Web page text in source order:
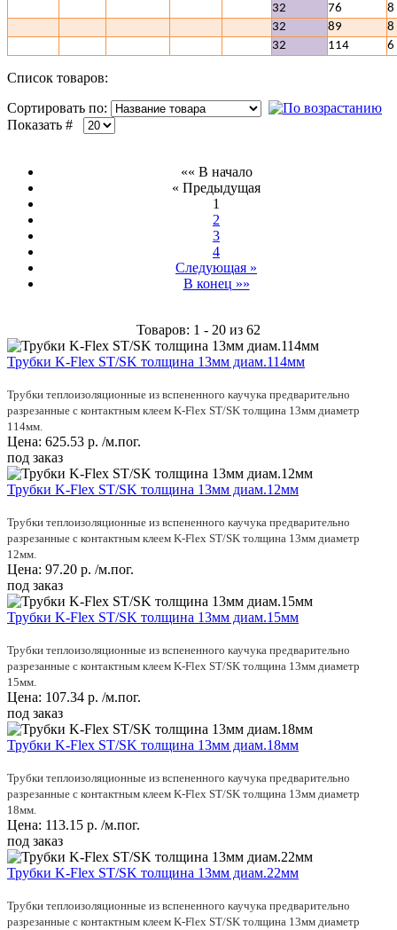
32 76
8
32
89
8
32
114 6
Список товаров:
Сортировать по:
Показать #
«« В начало
« Предыдущая
1
2
3
4
Следующая »
В конец »»
Товаров: 1 - 20 из 62
Трубки K-Flex ST/SK толщина 13мм диам.114мм
Трубки теплоизоляционные из вспененного каучука предварительно
разрезанные с контактным клеем K-Flex ST/SK толщина 13мм диаметр
114мм.
Цена: 625.53 р. /м.пог.
под заказ
Трубки K-Flex ST/SK толщина 13мм диам.12мм
Трубки теплоизоляционные из вспененного каучука предварительно
разрезанные с контактным клеем K-Flex ST/SK толщина 13мм диаметр
12мм.
Цена: 97.20 р. /м.пог.
под заказ
Трубки K-Flex ST/SK толщина 13мм диам.15мм
Трубки теплоизоляционные из вспененного каучука предварительно
разрезанные с контактным клеем K-Flex ST/SK толщина 13мм диаметр
15мм.
Цена: 107.34 р. /м.пог.
под заказ
Трубки K-Flex ST/SK толщина 13мм диам.18мм
Трубки теплоизоляционные из вспененного каучука предварительно
разрезанные с контактным клеем K-Flex ST/SK толщина 13мм диаметр
18мм.
Цена: 113.15 р. /м.пог.
под заказ
Трубки K-Flex ST/SK толщина 13мм диам.22мм
Трубки теплоизоляционные из вспененного каучука предварительно
разрезанные с контактным клеем K-Flex ST/SK толщина 13мм диаметр